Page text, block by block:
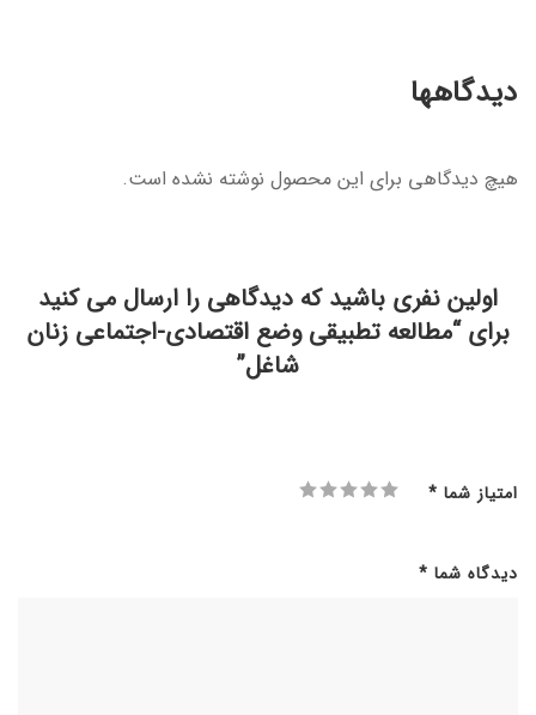
دیدگاهها
هیچ دیدگاهی برای این محصول نوشته نشده است.
اولین نفری باشید که دیدگاهی را ارسال می کنید
برای “مطالعه تطبیقی وضع اقتصادی-اجتماعی زنان
شاغل”
امتیاز شما *
دیدگاه شما *